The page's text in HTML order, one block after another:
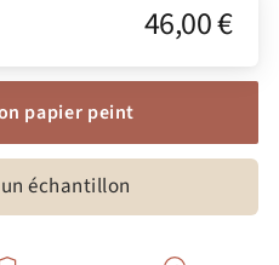
46,00 €
papier peint
échantillon